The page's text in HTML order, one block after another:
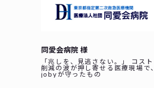
同愛会病院 様
「兆しを、見逃さない。」 コスト
削減の波が押し寄せる医療現場で、
jobyが守ったもの